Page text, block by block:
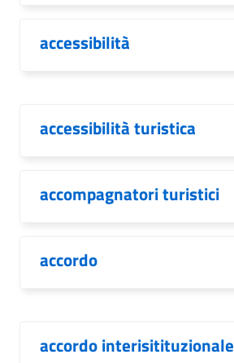
accessibilità
accessibilità turistica
accompagnatori turistici
accordo
accordo interisitituzionale